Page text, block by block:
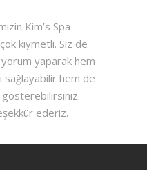
Kim’s Spa
kıymetli. Siz de
yorum yaparak hem
sağlayabilir hem de
ederiz.